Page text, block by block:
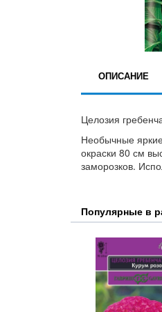
ОПИСАНИЕ
Целозия
Необычные
окраски 80 см
заморозков.
Популярные в